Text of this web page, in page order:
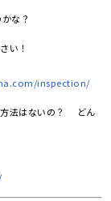
な？
い！
inspection/
方法はないの？ どん